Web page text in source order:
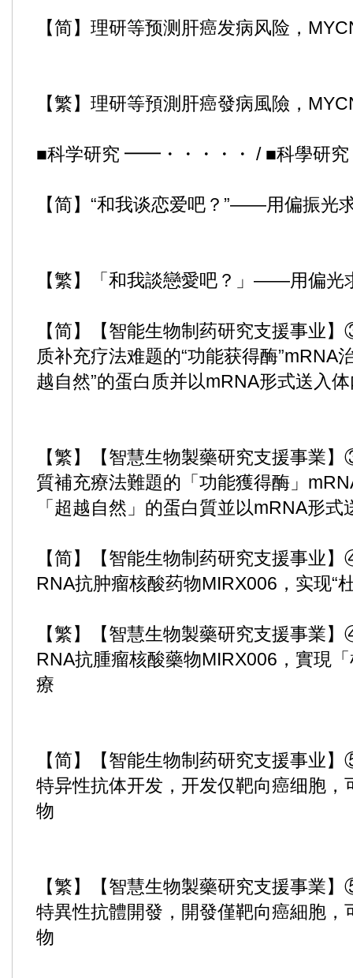
【简】理研等预测肝癌发病风险，
【繁】理研等預測肝癌發病風險，
■科学研究 ━━・・・・・ / ■科學研
【简】“和我谈恋爱吧？”——用偏振光
【繁】「和我談戀愛吧？」——用偏光
【简】【智能生物制药研究支援事业
质补充疗法难题的“功能获得酶”mRNA
越自然”的蛋白质并以mRNA形式送入
【繁】【智慧生物製藥研究支援事業
質補充療法難題的「功能獲得酶」
「超越自然」的蛋白質並以mRNA形式
【简】【智能生物制药研究支援事业
RNA抗肿瘤核酸药物MIRX006，实现“
【繁】【智慧生物製藥研究支援事業
RNA抗腫瘤核酸藥物MIRX006，實現
療
【简】【智能生物制药研究支援事业
特异性抗体开发，开发仅靶向癌细胞，
物
【繁】【智慧生物製藥研究支援事業
特異性抗體開發，開發僅靶向癌細胞，
物